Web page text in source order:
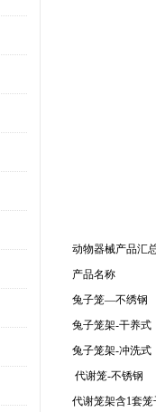
动物器械产品汇
产品名称
兔子笼—不绣钢
兔子笼架-干养式
兔子笼架-冲洗式
代谢笼-不锈钢
代谢笼架含1套笼